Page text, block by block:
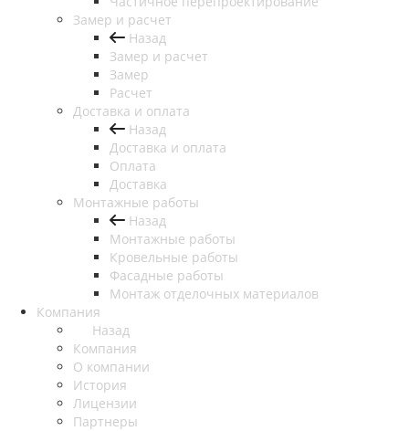
Замер и расчет
Назад
Замер и расчет
Замер
Расчет
Доставка и оплата
Назад
Доставка и оплата
Оплата
Доставка
Монтажные работы
Назад
Монтажные работы
Кровельные работы
Фасадные работы
Монтаж отделочных материалов
Компания
Назад
Компания
О компании
История
Лицензии
Партнеры